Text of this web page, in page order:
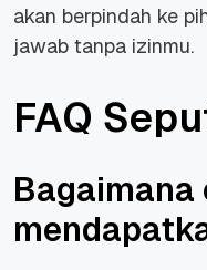
akan berpindah ke
jawab tanpa izinmu.
FAQ
Bagaimana